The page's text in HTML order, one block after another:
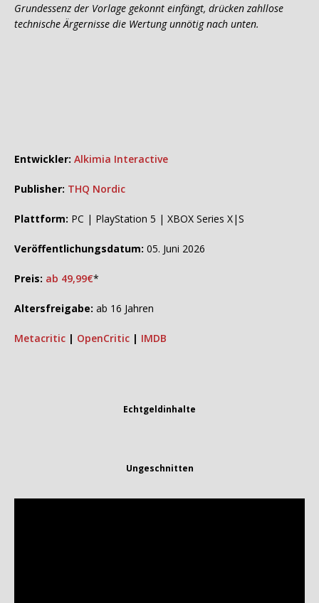
Grundessenz der Vorlage gekonnt einfängt, drücken zahllose
technische Ärgernisse die Wertung unnötig nach unten.
Entwickler: Alkimia Interactive
Publisher: THQ Nordic
Plattform: PC | PlayStation 5 | XBOX Series X|S
Veröffentlichungsdatum: 05. Juni 2026
Preis: ab 49,99€*
Altersfreigabe: ab 16 Jahren
Metacritic | OpenCritic | IMDB
Echtgeldinhalte
Ungeschnitten